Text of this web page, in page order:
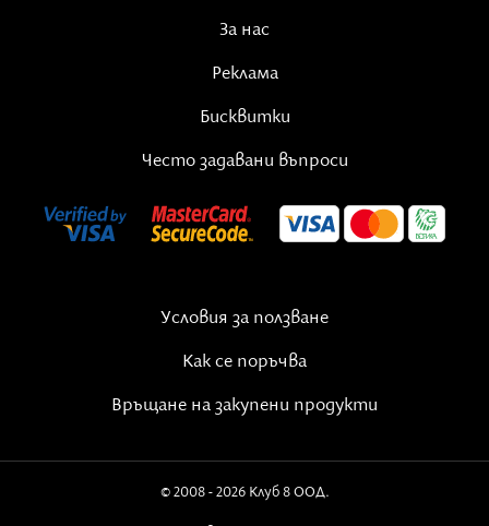
Богомила-Сандия започва да се занимава с духовни и
като използва и различни допълнителни методи -
гещалт техники, рейки, кристали и др. С времето
За нас
Реклама
Бисквитки
Често задавани въпроси
Условия за ползване
Как се поръчва
Връщане на закупени продукти
© 2008 - 2026 Клуб 8 ООД.